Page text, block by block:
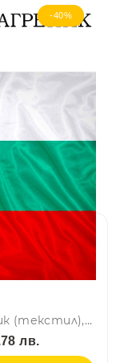
-40%
Българското знаме - трибагреник (текстил), голям - 90 х 150 см с дупки за нанизване
лв.